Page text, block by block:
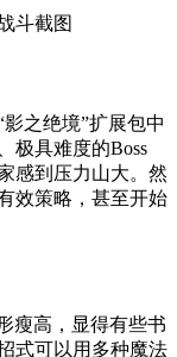
之绝境”扩展包中
极具难度的Boss
感到压力山大。然
效策略，甚至开始
瘦高，显得有些书
式可以用多种魔法